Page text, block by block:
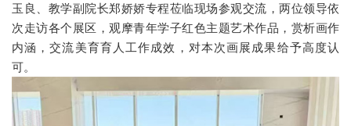
玉良、教学副院长郑娇娇专程莅临现场参观交流，两位领导依
次走访各个展区，观摩青年学子红色主题艺术作品，赏析画作
内涵，交流美育育人工作成效，对本次画展成果给予高度认
可。